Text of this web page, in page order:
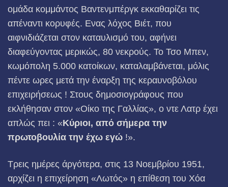
ομάδα κομμάντος Βαντενμπέργκ εκκαθαρίζει τις
απέναντι κορυφές. Ενας λόχος Βιέτ, που
αιφνιδιάζεται στον καταυλισμό του, αφήνει
διαφεύγοντας μερικώς, 80 νεκρούς. Το Τσο Μπεν,
κωμόπολη 5.000 κατοίκων, καταλαμβάνεται, μόλις
πέντε ωρες μετά την έναρξη της κεραυνοβόλου
επιχειρήσεως ! Στους δημοσιο­γράφους που
εκλήθησαν στον «Οίκο της Γαλλίας», ο ντε Λατρ έχει
απλώς πει : «Κύριοι, από σήμερα την
πρωτοβουλία την έχω εγώ !».
Τρεις ημέρες άργότερα, στις 13 Νοεμβρίου 1951,
αρχίζει η επιχείρηση «Λωτός» η επίθεση του Χόα